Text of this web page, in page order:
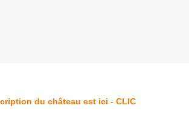
du château est ici - CLIC